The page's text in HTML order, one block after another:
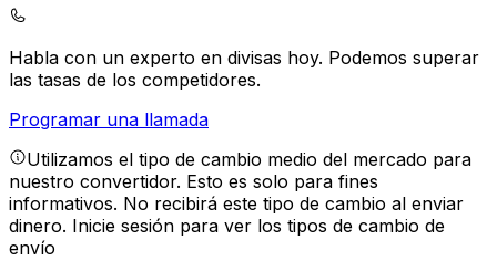
Habla con un experto en divisas hoy. Podemos superar
las tasas de los competidores.
Programar una llamada
Utilizamos el tipo de cambio medio del mercado para
nuestro convertidor. Esto es solo para fines
informativos. No recibirá este tipo de cambio al enviar
dinero. Inicie sesión para ver los tipos de cambio de
envío